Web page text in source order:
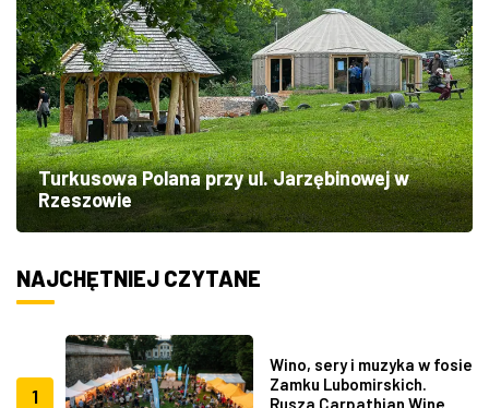
Turkusowa Polana przy ul. Jarzębinowej w
Rzeszowie
NAJCHĘTNIEJ CZYTANE
1
Wino, sery i muzyka w fosie
Zamku Lubomirskich.
Rusza Carpathian Wine